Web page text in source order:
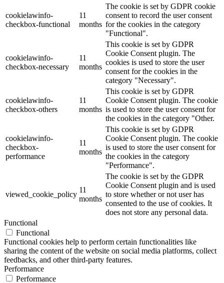
cookielawinfo-
checkbox-functional
11
months
The cookie is set by GDPR cookie
consent to record the user consent
for the cookies in the category
"Functional".
cookielawinfo-
checkbox-necessary
11
months
This cookie is set by GDPR
Cookie Consent plugin. The
cookies is used to store the user
consent for the cookies in the
category "Necessary".
cookielawinfo-
checkbox-others
11
months
This cookie is set by GDPR
Cookie Consent plugin. The cookie
is used to store the user consent for
the cookies in the category "Other.
cookielawinfo-
checkbox-
performance
11
months
This cookie is set by GDPR
Cookie Consent plugin. The cookie
is used to store the user consent for
the cookies in the category
"Performance".
viewed_cookie_policy
11
months
The cookie is set by the GDPR
Cookie Consent plugin and is used
to store whether or not user has
consented to the use of cookies. It
does not store any personal data.
Functional
Functional
Functional cookies help to perform certain functionalities like
sharing the content of the website on social media platforms, collect
feedbacks, and other third-party features.
Performance
Performance